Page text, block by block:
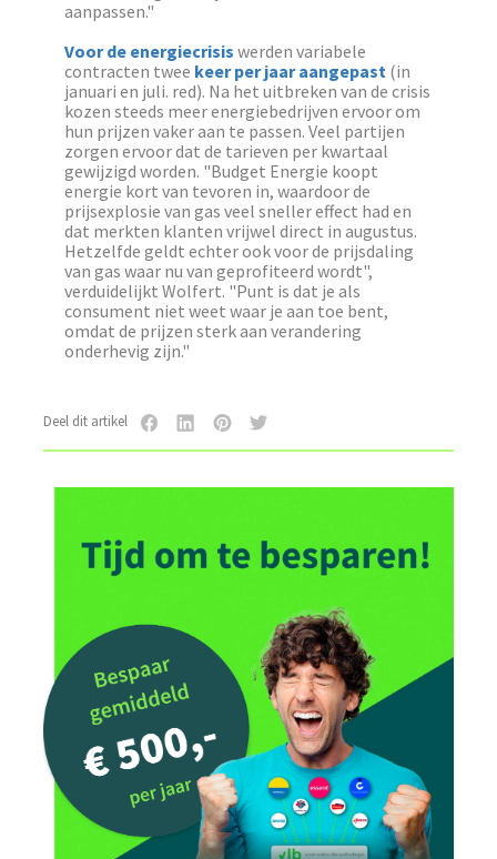
aanpassen."
Voor de energiecrisis werden variabele
contracten twee keer per jaar aangepast(in
januari en juli. red). Na het uitbreken van de crisis
kozen steeds meer energiebedrijven ervoor om
hun prijzen vaker aan te passen. Veel partijen
zorgen ervoor dat de tarieven per kwartaal
gewijzigd worden. "Budget Energie koopt
energie kort van tevoren in, waardoor de
prijsexplosie van gas veel sneller effect had en
dat merkten klanten vrijwel direct in augustus.
Hetzelfde geldt echter ook voor de prijsdaling
van gas waar nu van geprofiteerd wordt",
verduidelijkt Wolfert. "Punt is dat je als
consument niet weet waar je aan toe bent,
omdat de prijzen sterk aan verandering
onderhevig zijn."
Deel dit artikel